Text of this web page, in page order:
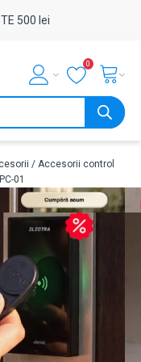
500 lei
0
/ Accesorii control
01